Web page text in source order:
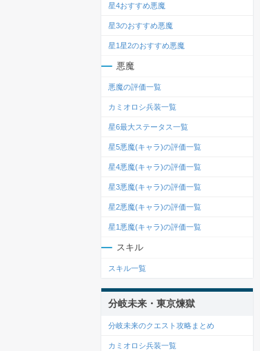
星4おすすめ悪魔
星3のおすすめ悪魔
星1星2のおすすめ悪魔
悪魔
悪魔の評価一覧
カミオロシ兵装一覧
星6最大ステータス一覧
星5悪魔(キャラ)の評価一覧
星4悪魔(キャラ)の評価一覧
星3悪魔(キャラ)の評価一覧
星2悪魔(キャラ)の評価一覧
星1悪魔(キャラ)の評価一覧
スキル
スキル一覧
分岐未来・東京煉獄
分岐未来のクエスト攻略まとめ
カミオロシ兵装一覧